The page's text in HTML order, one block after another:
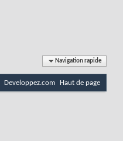
Navigation rapide
Developpez.com Haut de page